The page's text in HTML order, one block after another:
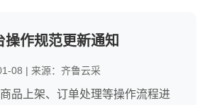
操作规范更新通知
08 | 来源：齐鲁云采
品上架、订单处理等操作流程进